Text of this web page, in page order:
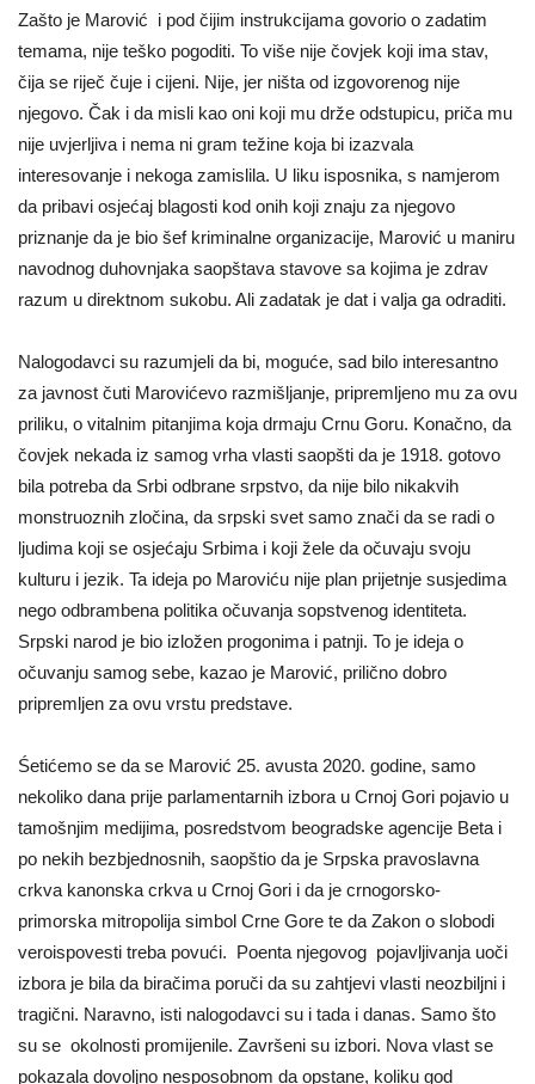
Zašto je Marović i pod čijim instrukcijama govorio o zadatim
temama, nije teško pogoditi. To više nije čovjek koji ima stav,
čija se riječ čuje i cijeni. Nije, jer ništa od izgovorenog nije
njegovo. Čak i da misli kao oni koji mu drže odstupicu, priča mu
nije uvjerljiva i nema ni gram težine koja bi izazvala
interesovanje i nekoga zamislila. U liku isposnika, s namjerom
da pribavi osjećaj blagosti kod onih koji znaju za njegovo
priznanje da je bio šef kriminalne organizacije, Marović u maniru
navodnog duhovnjaka saopštava stavove sa kojima je zdrav
razum u direktnom sukobu. Ali zadatak je dat i valja ga odraditi.
Nalogodavci su razumjeli da bi, moguće, sad bilo interesantno
za javnost čuti Marovićevo razmišljanje, pripremljeno mu za ovu
priliku, o vitalnim pitanjima koja drmaju Crnu Goru. Konačno, da
čovjek nekada iz samog vrha vlasti saopšti da je 1918. gotovo
bila potreba da Srbi odbrane srpstvo, da nije bilo nikakvih
monstruoznih zločina, da srpski svet samo znači da se radi o
ljudima koji se osjećaju Srbima i koji žele da očuvaju svoju
kulturu i jezik. Ta ideja po Maroviću nije plan prijetnje susjedima
nego odbrambena politika očuvanja sopstvenog identiteta.
Srpski narod je bio izložen progonima i patnji. To je ideja o
očuvanju samog sebe, kazao je Marović, prilično dobro
pripremljen za ovu vrstu predstave.
Śetićemo se da se Marović 25. avusta 2020. godine, samo
nekoliko dana prije parlamentarnih izbora u Crnoj Gori pojavio u
tamošnjim medijima, posredstvom beogradske agencije Beta i
po nekih bezbjednosnih, saopštio da je Srpska pravoslavna
crkva kanonska crkva u Crnoj Gori i da je crnogorsko-
primorska mitropolija simbol Crne Gore te da Zakon o slobodi
veroispovesti treba povući. Poenta njegovog pojavljivanja uoči
izbora je bila da biračima poruči da su zahtjevi vlasti neozbiljni i
tragični. Naravno, isti nalogodavci su i tada i danas. Samo što
su se okolnosti promijenile. Završeni su izbori. Nova vlast se
pokazala dovoljno nesposobnom da opstane, koliku god